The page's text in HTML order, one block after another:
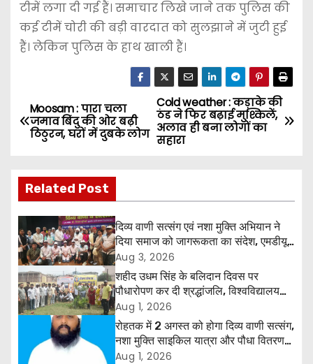
टीमें लगा दी गई हैं। समाचार लिखे जाने तक पुलिस की
कई टीमें चोरी की बड़ी वारदात को सुलझाने में जुटी हुई
हैं। लेकिन पुलिस के हाथ खाली हैं।
P
o
t
n
a
v
i
g
Cold weather : कड़ाके की
ठंड ने फिर बढ़ाई मुश्किलें,
अलाव ही बना लोगों का
सहारा
Moosam : पारा चला
जमाव बिंदु की ओर बढ़ी
ठिठुरन, घरों में दुबके लोग
Related Post
दिव्य वाणी सत्संग एवं नशा मुक्ति अभियान ने
दिया समाज को जागरूकता का संदेश, एमडीयू
रोहतक में हजारों लोगों ने लिया संकल्प
Aug 3, 2026
शहीद उधम सिंह के बलिदान दिवस पर
पौधारोपण कर दी श्रद्धांजलि, विश्वविद्यालय
और राजपत्रित अवकाश बहाल करने की उठी
मांग
Aug 1, 2026
रोहतक में 2 अगस्त को होगा दिव्य वाणी सत्संग,
नशा मुक्ति साइकिल यात्रा और पौधा वितरण
कार्यक्रम
Aug 1, 2026